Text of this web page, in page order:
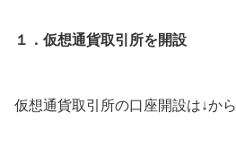
１．仮想通貨取引所を開設
仮想通貨取引所の口座開設は↓から